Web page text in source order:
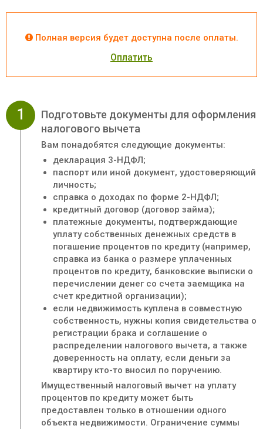
Полная версия будет доступна после оплаты.
Оплатить
1
Подготовьте документы для оформления
налогового вычета
Вам понадобятся следующие документы:
декларация 3-НДФЛ;
паспорт или иной документ, удостоверяющий
личность;
справка о доходах по форме 2-НДФЛ;
кредитный договор (договор займа);
платежные документы, подтверждающие
уплату собственных денежных средств в
погашение процентов по кредиту (например,
справка из банка о размере уплаченных
процентов по кредиту, банковские выписки о
перечислении денег со счета заемщика на
счет кредитной организации);
если недвижимость куплена в совместную
собственность, нужны копия свидетельства о
регистрации брака и соглашение о
распределении налогового вычета, а также
доверенность на оплату, если деньги за
квартиру кто-то вносил по поручению.
Имущественный налоговый вычет на уплату
процентов по кредиту может быть
предоставлен только в отношении одного
объекта недвижимости. Ограничение суммы